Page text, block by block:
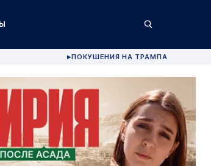
▶ПОКУШЕНИЯ НА ТРАМПА